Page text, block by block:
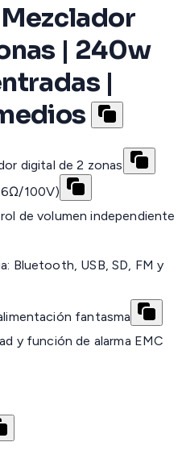
| 240w
|
digital de 2 zonas
100V)
de volumen independiente
Bluetooth, USB, SD, FM y
fantasma
y función de alarma EMC